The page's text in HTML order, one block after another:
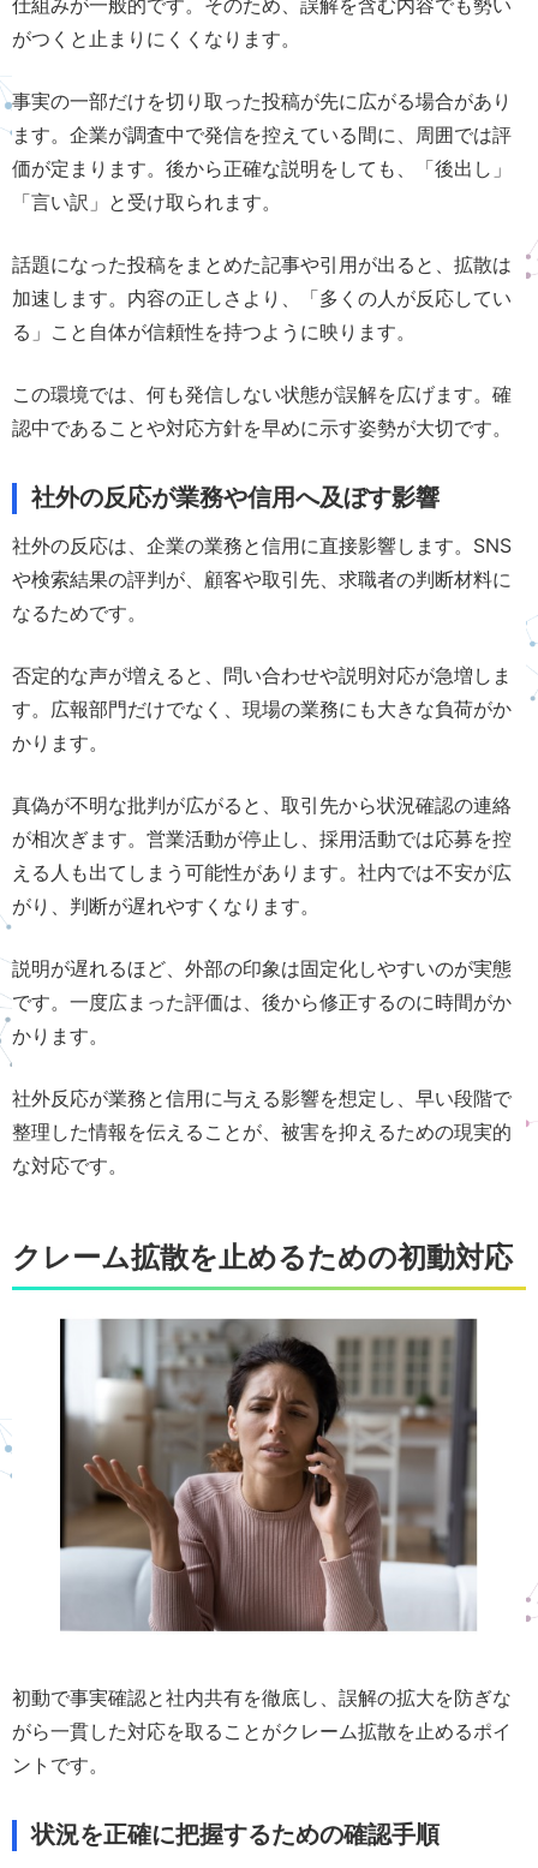
仕組みが一般的です。そのため、誤解を含む内容でも勢い
がつくと止まりにくくなります。
事実の一部だけを切り取った投稿が先に広がる場合があり
ます。企業が調査中で発信を控えている間に、周囲では評
価が定まります。後から正確な説明をしても、「後出し」
「言い訳」と受け取られます。
話題になった投稿をまとめた記事や引用が出ると、拡散は
加速します。内容の正しさより、「多くの人が反応してい
る」こと自体が信頼性を持つように映ります。
この環境では、何も発信しない状態が誤解を広げます。確
認中であることや対応方針を早めに示す姿勢が大切です。
社外の反応が業務や信用へ及ぼす影響
社外の反応は、企業の業務と信用に直接影響します。SNS
や検索結果の評判が、顧客や取引先、求職者の判断材料に
なるためです。
否定的な声が増えると、問い合わせや説明対応が急増しま
す。広報部門だけでなく、現場の業務にも大きな負荷がか
かります。
真偽が不明な批判が広がると、取引先から状況確認の連絡
が相次ぎます。営業活動が停止し、採用活動では応募を控
える人も出てしまう可能性があります。社内では不安が広
がり、判断が遅れやすくなります。
説明が遅れるほど、外部の印象は固定化しやすいのが実態
です。一度広まった評価は、後から修正するのに時間がか
かります。
社外反応が業務と信用に与える影響を想定し、早い段階で
整理した情報を伝えることが、被害を抑えるための現実的
な対応です。
クレーム拡散を止めるための初動対応
初動で事実確認と社内共有を徹底し、誤解の拡大を防ぎな
がら一貫した対応を取ることがクレーム拡散を止めるポイ
ントです。
状況を正確に把握するための確認手順